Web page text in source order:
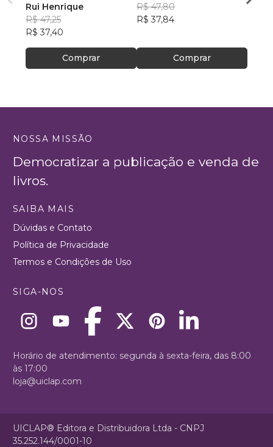
Rui Henrique
R$ 47,25
R$ 37,40
Comprar
R$ 47,80
R$ 37,84
Comprar
NOSSA MISSÃO
Democratizar a publicação e venda de
livros.
SAIBA MAIS
Dúvidas e Contato
Política de Privacidade
Termos e Condições de Uso
SIGA-NOS
Horário de atendimento: segunda à sexta-feira, das 8:00
às 17:00
loja@uiclap.com
UICLAP® Editora e Distribuidora Ltda - CNPJ
35.252.144/0001-10